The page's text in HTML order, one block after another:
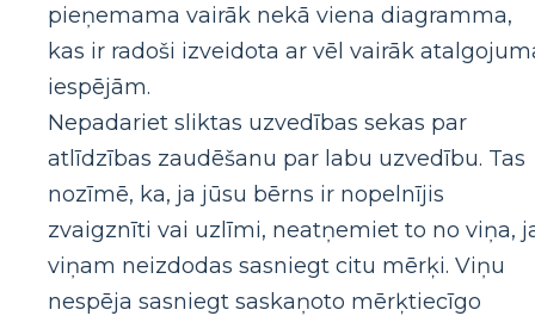
pieņemama vairāk nekā viena diagramma,
kas ir radoši izveidota ar vēl vairāk
iespējām.
Nepadariet sliktas uzvedības sekas par
atlīdzības zaudēšanu par labu uzvedību. Tas
nozīmē, ka, ja jūsu bērns ir nopelnījis
zvaigznīti vai uzlīmi, neatņemiet to no viņa,
viņam neizdodas sasniegt citu mērķi. Viņu
nespēja sasniegt saskaņoto mērķtiecīgo